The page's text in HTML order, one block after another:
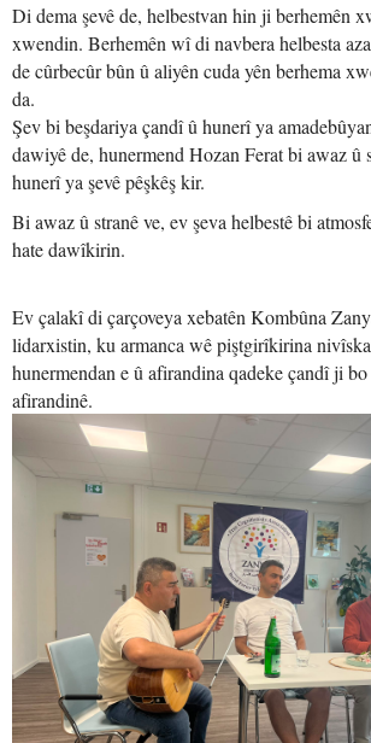
Di dema şevê de, helbestvan hin ji berhemên
xwendin. Berhemên wî di navbera helbesta
de cûrbecûr bûn û aliyên cuda yên berhema
da.
Şev bi beşdariya çandî û hunerî ya
dawiyê de, hunermend Hozan Ferat bi awaz û
hunerî ya şevê pêşkêş kir.
Bi awaz û stranê ve, ev şeva helbestê bi
hate dawîkirin.
Ev çalakî di çarçoveya xebatên Kombûna
lidarxistin, ku armanca wê piştgirîkirina
hunermendan e û afirandina qadeke çandî ji
afirandinê.